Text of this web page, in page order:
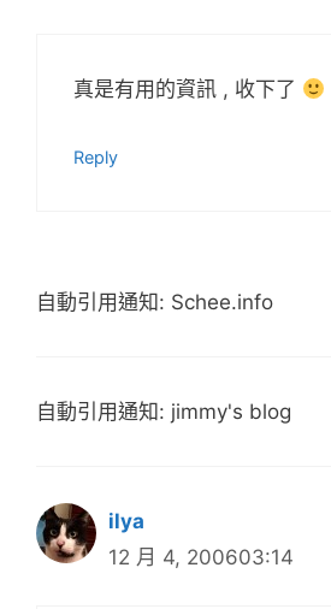
真是有用的資訊 , 收下了
Reply
自動引用通知: Schee.info
自動引用通知: jimmy's blog
ilya
12 月 4, 200603:14